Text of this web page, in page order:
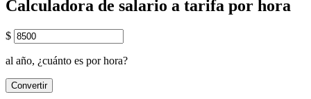
Calculadora de salario a tarifa por hora
$
al año, ¿cuánto es por hora?
Convertir